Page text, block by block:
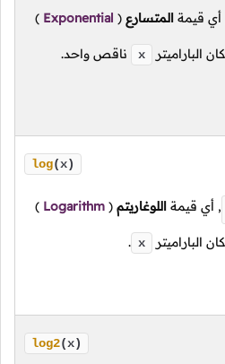
أي قيمة المتسارع (
Exponential
)
الباراميتر x ناقص واحد.
log(x)
, أي قيمة اللوغاريتم (
Logarithm
)
الباراميتر x
.
log2(x)